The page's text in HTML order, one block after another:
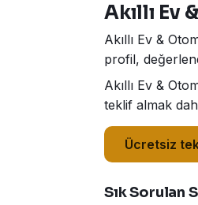
Akıllı Ev
Akıllı Ev &
profil,
Akıllı Ev &
teklif almak
Ücretsiz
Sık Sorulan